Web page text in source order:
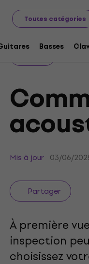
Toutes catégories
Basses
choisir une guitare
Mis à jour 03/06/
Partager
À première
inspection
choisissez